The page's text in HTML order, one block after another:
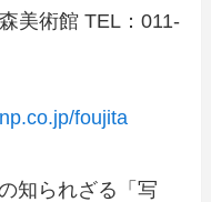
美術館 TEL：011-
foujita
知られざる「写